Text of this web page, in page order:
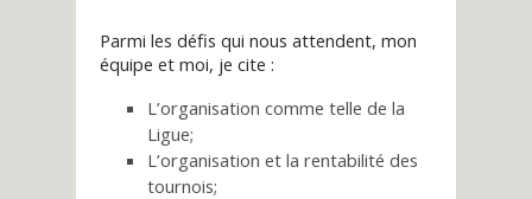
Parmi les défis qui nous attendent, mon
équipe et moi, je cite :
L’organisation comme telle de la
Ligue;
L’organisation et la rentabilité des
tournois;